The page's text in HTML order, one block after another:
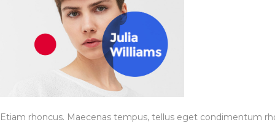
Etiam rhoncus. Maecenas tempus, tellus eget condimentum